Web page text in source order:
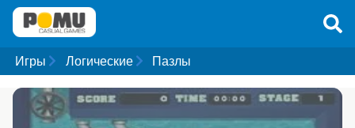
Игры Логические Пазлы